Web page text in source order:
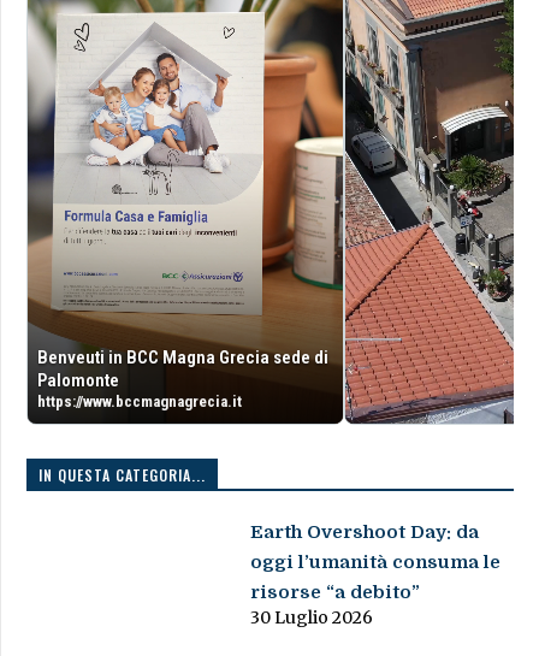
Benveuti in BCC Magna Grecia sede di
Palomonte
https://www.bccmagnagrecia.it
IN QUESTA CATEGORIA...
Earth Overshoot Day: da
oggi l’umanità consuma le
risorse “a debito”
30 Luglio 2026